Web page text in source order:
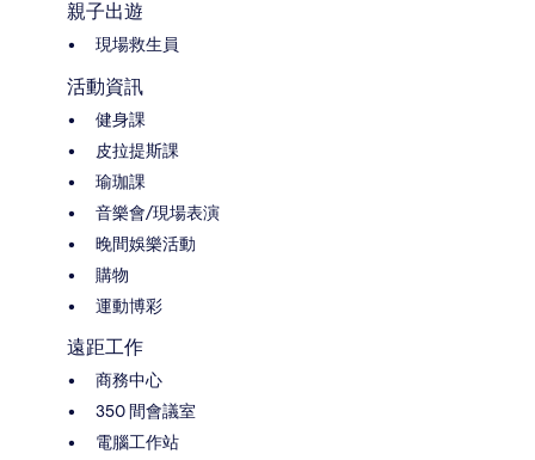
親子出遊
現場救生員
活動資訊
健身課
皮拉提斯課
瑜珈課
音樂會/現場表演
晚間娛樂活動
購物
運動博彩
遠距工作
商務中心
350 間會議室
電腦工作站